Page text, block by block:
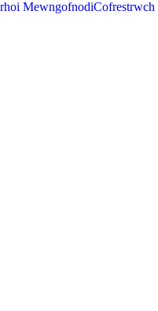
rhoi MewngofnodiCofrestrwch